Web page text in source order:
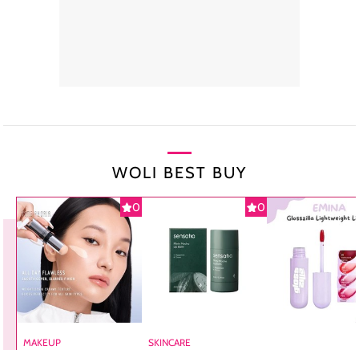
WOLI BEST BUY
0
MAKEUP
0
SKINCARE